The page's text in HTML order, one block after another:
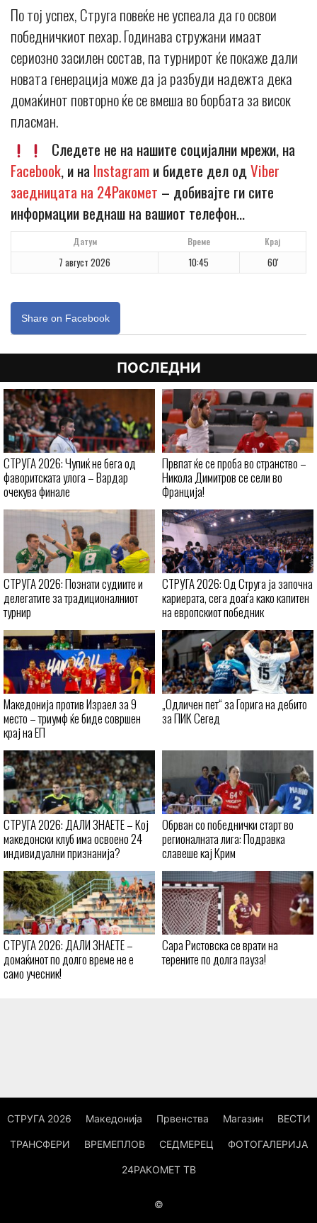
По тој успех, Струга повеќе не успеала да го освои
победничкиот пехар. Годинава стружани имаат
сериозно засилен состав, па турнирот ќе покаже дали
новата генерација може да ја разбуди надежта дека
домаќинот повторно ќе се вмеша во борбата за висок
пласман.
Следете не на нашите социјални мрежи, на
Facebook, и наInstagramи бидете дел одViber
заедницата на 24Ракомет – добивајте ги сите
информации веднаш на вашиот телефон…
Датум Време Крај
7 август 2026 10:45 60'
Share on Facebook
ПОСЛЕДНИ
СТРУГА 2026: Чупиќ не бега од
фаворитската улога – Вардар
очекува финале
Првпат ќе се проба во странство –
Никола Димитров се сели во
Франција!
СТРУГА 2026: Познати судиите и
делегатите за традиционалниот
турнир
СТРУГА 2026: Од Струга ја започна
кариерата, сега доаѓа како капитен
на европскиот победник
Македонија против Израел за 9
место – триумф ќе биде совршен
крај на ЕП
„Одличен пет“ за Горига на дебито
за ПИК Сегед
СТРУГА 2026: ДАЛИ ЗНАЕТЕ – Кој
македонски клуб има освоено 24
индивидуални признанија?
Обрван со победнички старт во
регионалната лига: Подравка
славеше кај Крим
СТРУГА 2026: ДАЛИ ЗНАЕТЕ –
домаќинот по долго време не е
само учесник!
Сара Ристовска се врати на
терените по долга пауза!
СТРУГА 2026 Македонија Првенства Магазин ВЕСТИ
ТРАНСФЕРИ ВРЕМЕПЛОВ СЕДМЕРЕЦ ФОТОГАЛЕРИЈА
24РАКОМЕТ ТВ
©